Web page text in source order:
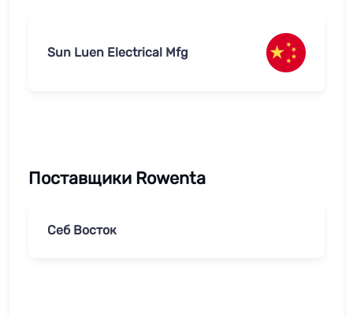
Sun Luen Electrical Mfg
Поставщики Rowenta
Себ Восток